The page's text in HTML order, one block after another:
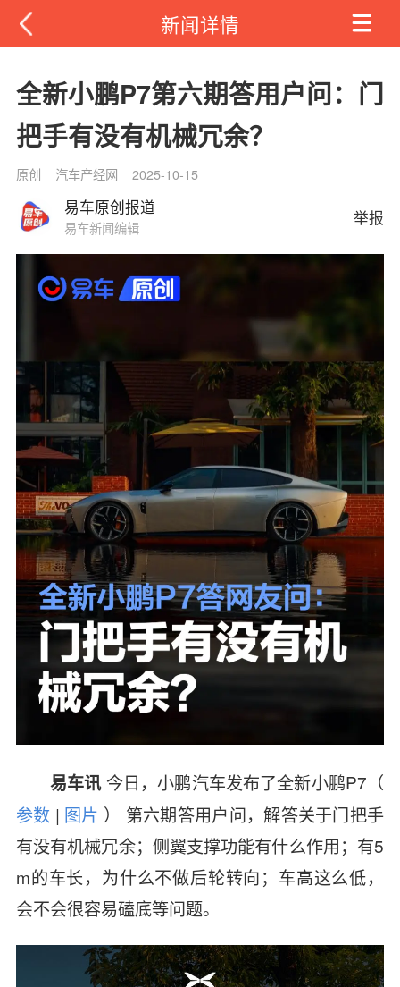
新闻详情
全新小鹏P7第六期答用户问：门
把手有没有机械冗余？
原创 汽车产经网 2025-10-15
易车原创报道
易车新闻编辑
举报
易车讯今日，小鹏汽车发布了全新小鹏P7 （
参数 | 图片 ） 第六期答用户问，解答关于门把手
有没有机械冗余；侧翼支撑功能有什么作用；有5
m的车长，为什么不做后轮转向；车高这么低，
会不会很容易磕底等问题。